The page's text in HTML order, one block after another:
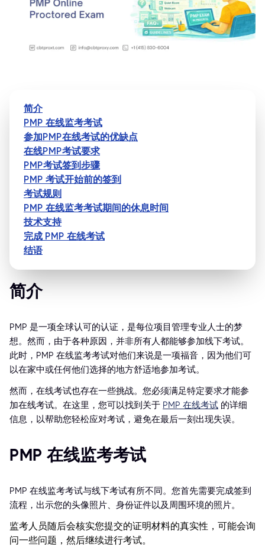
简介
PMP 在线监考考试
参加PMP在线考试的优缺点
在线PMP考试要求
PMP考试签到步骤
PMP 考试开始前的签到
考试规则
PMP 在线监考考试期间的休息时间
技术支持
完成 PMP 在线考试
结语
简介
PMP 是一项全球认可的认证，是每位项目管理专业人士的梦
想。然而，由于各种原因，并非所有人都能够参加线下考试。
此时，PMP 在线监考考试对他们来说是一项福音，因为他们可
以在家中或任何他们选择的地方舒适地参加考试。
然而，在线考试也存在一些挑战。您必须满足特定要求才能参
加在线考试。在这里，您可以找到关于 PMP 在线考试 的详细
信息，以帮助您轻松应对考试，避免在最后一刻出现失误。
PMP 在线监考考试
PMP 在线监考考试与线下考试有所不同。您首先需要完成签到
流程，出示您的头像照片、身份证件以及周围环境的照片。
监考人员随后会核实您提交的证明材料的真实性，可能会询
问一些问题，然后继续进行考试。